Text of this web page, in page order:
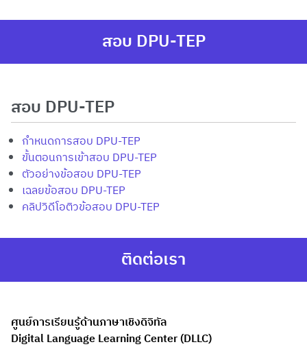
สอบ DPU-TEP
สอบ DPU-TEP
กำหนดการสอบ DPU-TEP
ขั้นตอนการเข้าสอบ DPU-TEP
ตัวอย่างข้อสอบ DPU-TEP
เฉลยข้อสอบ DPU-TEP
คลิปวิดีโอติวข้อสอบ DPU-TEP
ติดต่อเรา
ศูนย์การเรียนรู้ด้านภาษาเชิงดิจิทัล
Digital Language Learning Center (DLLC)